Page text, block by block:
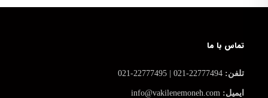
تماس با ما
تلفن:
ایمیل: